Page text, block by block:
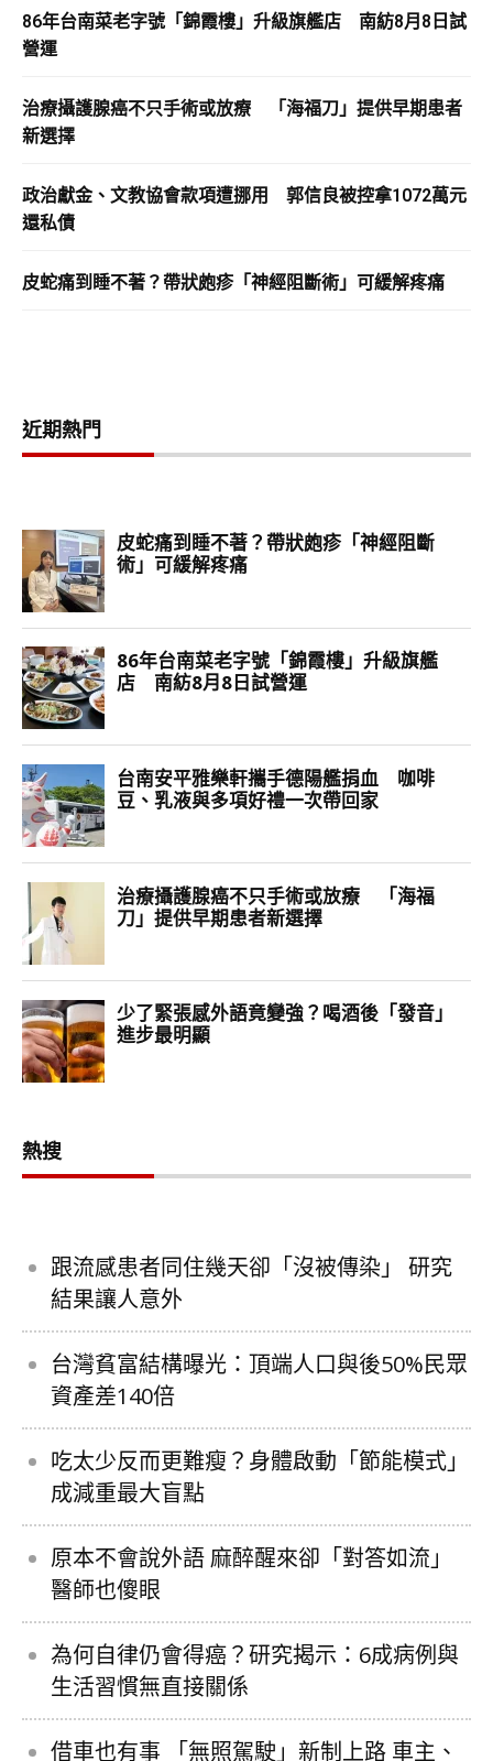
86年台南菜老字號「錦霞樓」升級旗艦店 南紡8月8日試
營運
治療攝護腺癌不只手術或放療 「海福刀」提供早期患者
新選擇
政治獻金、文教協會款項遭挪用 郭信良被控拿1072萬元
還私債
皮蛇痛到睡不著？帶狀皰疹「神經阻斷術」可緩解疼痛
近期熱門
熱搜
跟流感患者同住幾天卻「沒被傳染」 研究
結果讓人意外
台灣貧富結構曝光：頂端人口與後50%民眾
資產差140倍
吃太少反而更難瘦？身體啟動「節能模式」
成減重最大盲點
原本不會說外語 麻醉醒來卻「對答如流」
醫師也傻眼
為何自律仍會得癌？研究揭示：6成病例與
生活習慣無直接關係
借車也有事 「無照駕駛」新制上路 車主、